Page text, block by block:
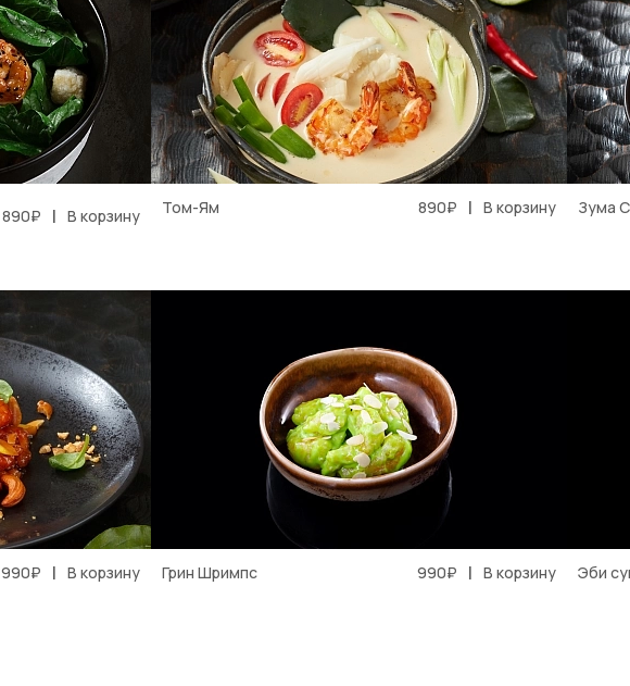
890₽ | В корзину Том-Ям 890₽ | В корзину Зума
990₽ | В корзину Грин Шримпс 990₽ | В корзину Эби